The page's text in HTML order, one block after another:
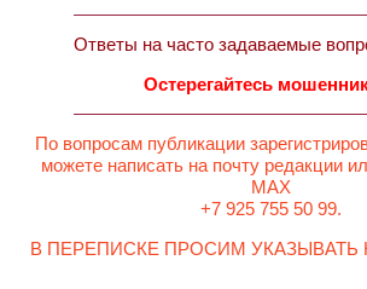
Ответы на часто задаваемые
Остерегайтесь
По вопросам публикации
можете написать на почту редакции
MAX
+7 925 755 50 99.
В ПЕРЕПИСКЕ ПРОСИМ УКАЗЫВАТЬ